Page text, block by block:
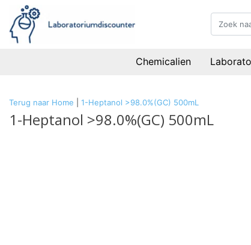
Chemicalien
Terug naar Home 1-Heptanol >98.0%(GC) 500mL
1-Heptanol >98.0%(GC) 500mL